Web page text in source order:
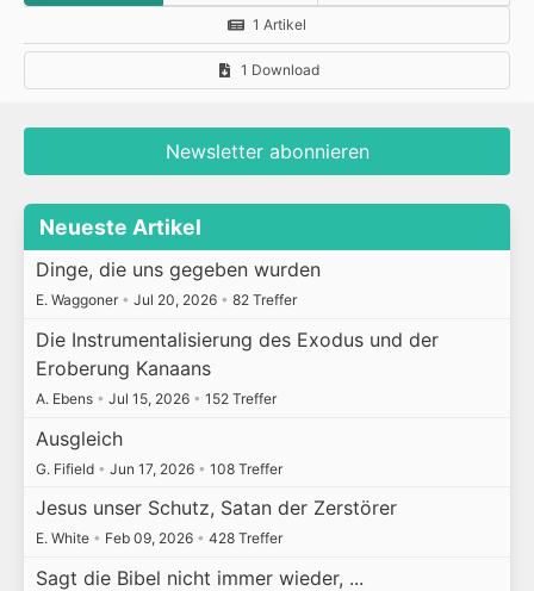
1 Artikel
1 Download
Newsletter abonnieren
Neueste Artikel
Dinge, die uns gegeben wurden
E. Waggoner • Jul 20, 2026 • 82 Treffer
Die Instrumentalisierung des Exodus und der
Eroberung Kanaans
A. Ebens • Jul 15, 2026 • 152 Treffer
Ausgleich
G. Fifield • Jun 17, 2026 • 108 Treffer
Jesus unser Schutz, Satan der Zerstörer
E. White • Feb 09, 2026 • 428 Treffer
Sagt die Bibel nicht immer wieder, ...